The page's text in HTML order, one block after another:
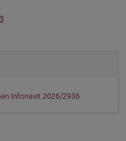
Infonavit 2026/2936